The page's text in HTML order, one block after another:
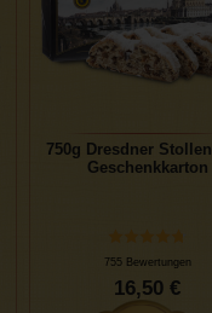
750g Dresdner
Geschenkkarton
755 Bewertungen
16,50 €